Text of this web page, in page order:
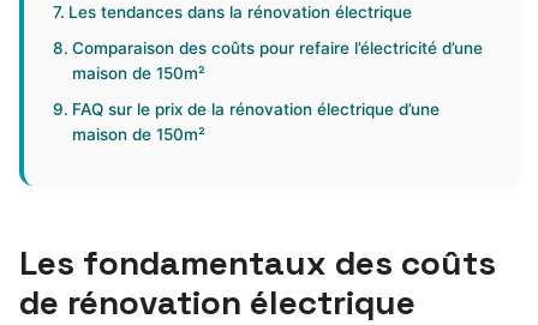
Les tendances dans la rénovation électrique
Comparaison des coûts pour refaire l’électricité d’une
maison de 150m²
FAQ sur le prix de la rénovation électrique d’une
maison de 150m²
Les fondamentaux des coûts
de rénovation électrique